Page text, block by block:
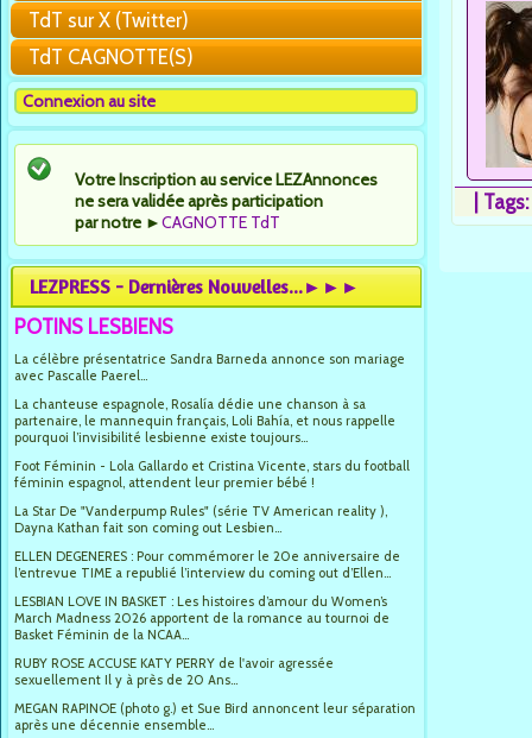
TdT sur X (Twitter)
TdT CAGNOTTE(S)
Connexion au site
Votre Inscription au service LEZAnnonces
ne sera validée après participation
par notre ►CAGNOTTE TdT
LEZPRESS - Dernières Nouvelles...►►►
POTINS LESBIENS
La célèbre présentatrice Sandra Barneda annonce son mariage
avec Pascalle Paerel...
La chanteuse espagnole, Rosalía dédie une chanson à sa
partenaire, le mannequin français, Loli Bahía, et nous rappelle
pourquoi l’invisibilité lesbienne existe toujours...
Foot Féminin - Lola Gallardo et Cristina Vicente, stars du football
féminin espagnol, attendent leur premier bébé !
La Star De "Vanderpump Rules" (série TV American reality ),
Dayna Kathan fait son coming out Lesbien...
ELLEN DEGENERES : Pour commémorer le 20e anniversaire de
l’entrevue TIME a republié l’interview du coming out d’Ellen...
LESBIAN LOVE IN BASKET : Les histoires d’amour du Women’s
March Madness 2026 apportent de la romance au tournoi de
Basket Féminin de la NCAA...
RUBY ROSE ACCUSE KATY PERRY de l'avoir agressée
sexuellement Il y à près de 20 Ans...
MEGAN RAPINOE (photo g.) et Sue Bird annoncent leur séparation
après une décennie ensemble...
Tags: